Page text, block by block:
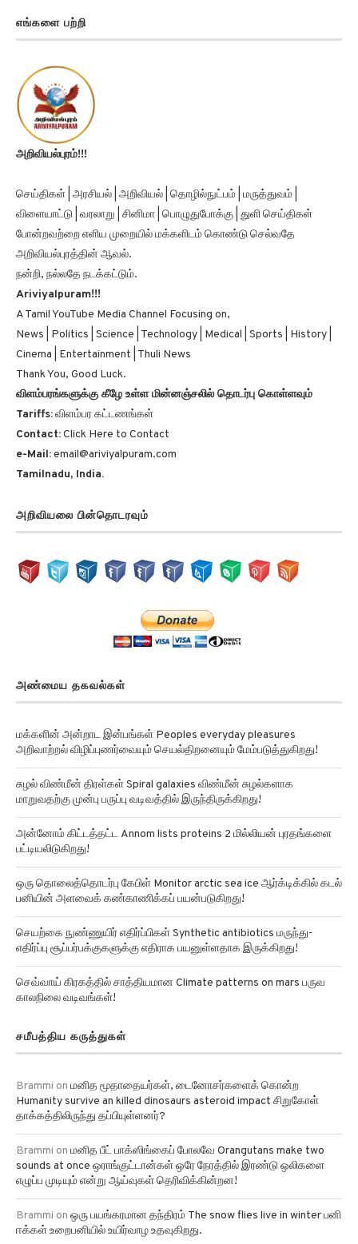
எங்களை பற்றி
அறிவியல்புரம்!!!
செய்திகள் | அரசியல் | அறிவியல் | தொழில்நுட்பம் | மருத்துவம் |
விளையாட்டு | வரலாறு | சினிமா | பொழுதுபோக்கு | துளி செய்திகள்
போன்றவற்றை எளிய முறையில் மக்களிடம் கொண்டு செல்வதே
அறிவியல்புரத்தின் ஆவல்.
நன்றி, நல்லதே நடக்கட்டும்.
Ariviyalpuram!!!
A Tamil YouTube Media Channel Focusing on,
News | Politics | Science | Technology | Medical | Sports | History |
Cinema | Entertainment | Thuli News
Thank You, Good Luck.
விளம்பரங்களுக்கு கீழே உள்ள மின்னஞ்சலில் தொடர்பு கொள்ளவும்
Tariffs:விளம்பர கட்டணங்கள்
Contact:Click Here to Contact
e-Mail:email@ariviyalpuram.com
Tamilnadu, India.
அறிவியலை பின்தொடரவும்
அண்மைய தகவல்கள்
மக்களின் அன்றாட இன்பங்கள் Peoples everyday pleasures
அறிவாற்றல் விழிப்புணர்வையும் செயல்திறனையும் மேம்படுத்துகிறது!
சுழல் விண்மீன் திரள்கள் Spiral galaxies விண்மீன் சுழல்களாக
மாறுவதற்கு முன்பு பருப்பு வடிவத்தில் இருந்திருக்கிறது!
அன்னோம் கிட்டத்தட்ட Annom lists proteins 2 மில்லியன் புரதங்களை
பட்டியலிடுகிறது!
ஒரு தொலைத்தொடர்பு கேபிள் Monitor arctic sea ice ஆர்க்டிக்கில் கடல்
பனியின் அளவைக் கண்காணிக்கப் பயன்படுகிறது!
செயற்கை நுண்ணுயிர் எதிர்ப்பிகள் Synthetic antibiotics மருந்து-
எதிர்ப்பு சூப்பர்பக்குகளுக்கு எதிராக பயனுள்ளதாக இருக்கிறது!
செவ்வாய் கிரகத்தில் சாத்தியமான Climate patterns on mars பருவ
காலநிலை வடிவங்கள்!
சமீபத்திய கருத்துகள்
Brammi on மனித மூதாதையர்கள், டைனோசர்களைக் கொன்ற
Humanity survive an killed dinosaurs asteroid impact சிறுகோள்
தாக்கத்திலிருந்து தப்பியுள்ளனர்?
Brammi on மனித பீட் பாக்ஸிங்கைப் போலவே Orangutans make two
sounds at once ஒராங்குட்டான்கள் ஒரே நேரத்தில் இரண்டு ஒலிகளை
எழுப்ப முடியும் என்று ஆய்வுகள் தெரிவிக்கின்றன!
Brammi on ஒரு பயங்கரமான தந்திரம் The snow flies live in winter பனி
ஈக்கள் உறைபனியில் உயிர்வாழ உதவுகிறது.